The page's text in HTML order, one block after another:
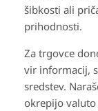
šibkosti ali
prihodnosti.
Za trgovce
vir informacij,
sredstev.
okrepijo